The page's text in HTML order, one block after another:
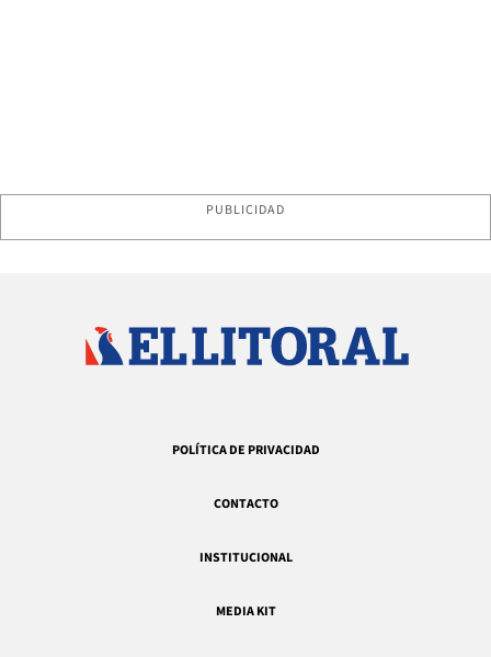
PUBLICIDAD
POLÍTICA DE PRIVACIDAD
CONTACTO
INSTITUCIONAL
MEDIA KIT